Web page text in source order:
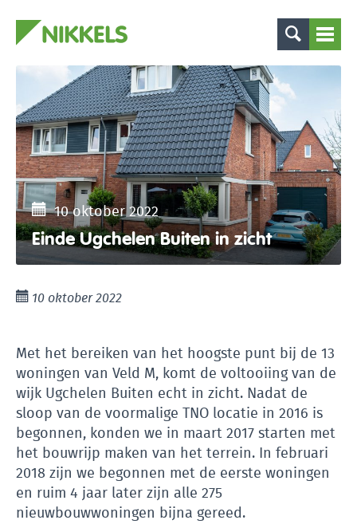
10 oktober 2022
Einde Ugchelen Buiten in zicht
10 oktober 2022
Met het bereiken van het hoogste punt bij de 13
woningen van Veld M, komt de voltooiing van de
wijk Ugchelen Buiten echt in zicht. Nadat de
sloop van de voormalige TNO locatie in 2016 is
begonnen, konden we in maart 2017 starten met
het bouwrijp maken van het terrein. In februari
2018 zijn we begonnen met de eerste woningen
en ruim 4 jaar later zijn alle 275
nieuwbouwwoningen bijna gereed.